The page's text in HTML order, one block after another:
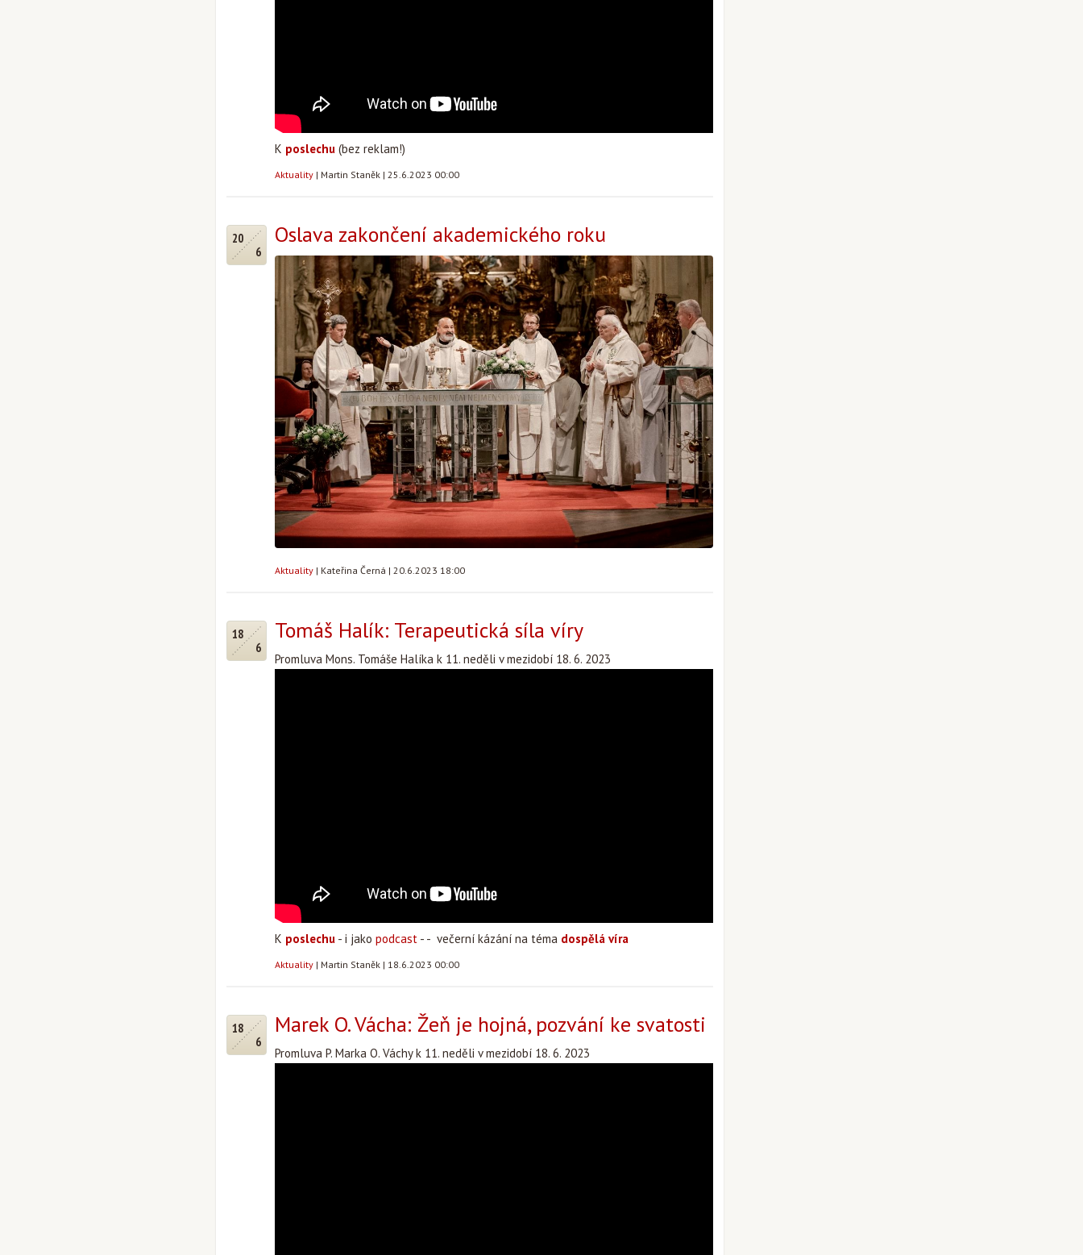
K poslechu (bez reklam!)
Aktuality | Martin Staněk | 25.6.2023 00:00
20
6
Oslava zakončení akademického roku
Aktuality | Kateřina Černá | 20.6.2023 18:00
18
6
Tomáš Halík: Terapeutická síla víry
Promluva Mons. Tomáše Halíka k 11. neděli v mezidobí 18. 6. 2023
K poslechu - i jako podcast - - večerní kázání na téma dospělá víra
Aktuality | Martin Staněk | 18.6.2023 00:00
18
6
Marek O. Vácha: Žeň je hojná, pozvání ke svatosti
Promluva P. Marka O. Váchy k 11. neděli v mezidobí 18. 6. 2023